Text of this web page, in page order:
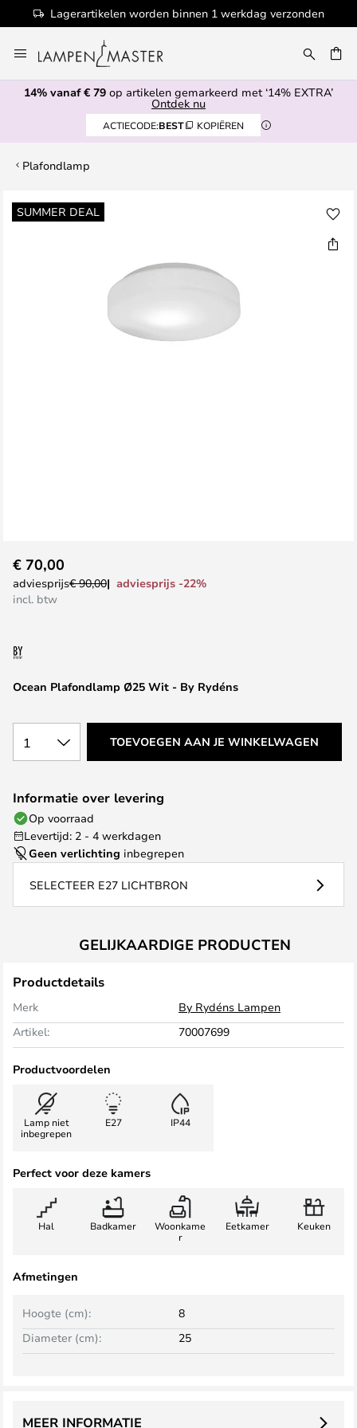
Lagerartikelen worden binnen 1 werkdag verzonden
naar
de
inhoud
14% vanaf € 79 op artikelen gemarkeerd met ‘14% EXTRA’
Ontdek nu
ACTIECODE:BEST KOPIËREN
Plafondlamp
SUMMER DEAL
Ga
naar
naar
het
de
gallerij
Ocean Plafondlamp Ø25 Wit - By Rydéns
€ 70,00
adviesprijs€ 90,00
adviesprijs -22%
incl. btw
1 TOEVOEGEN AAN JE WINKELWAGEN
Informatie over levering
Op voorraad
Levertijd: 2 - 4 werkdagen
Geen verlichting inbegrepen
SELECTEER E27 LICHTBRON
GELIJKAARDIGE PRODUCTEN
Productdetails
Merk
By Rydéns Lampen
Artikel:
70007699
Productvoordelen
Lamp niet
inbegrepen
E27 IP44
Perfect voor deze kamers
Hal Badkamer
Woonkame
r
Eetkamer Keuken
Afmetingen
Hoogte (cm):
8
Diameter (cm):
25
MEER INFORMATIE